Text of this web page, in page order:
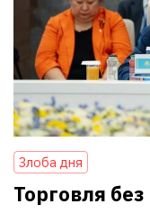
Злоба дня
Торговля